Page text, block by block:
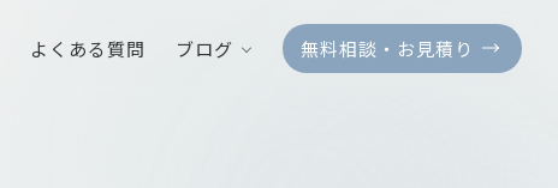
よくある質問 ブログ 無料相談・お見積り